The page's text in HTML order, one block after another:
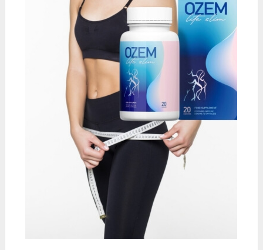
Ефикасност
👍🏼
Подпомага
кетозата и
контрола на
апетита
🩻Могат
постигнат
резултати,
Приложение
✅Безопасно
за
отслабване,
вдъхновено
от кетозата
🚫Не са
подходящи
всички
Безопасност
🍃Клинично
проверено